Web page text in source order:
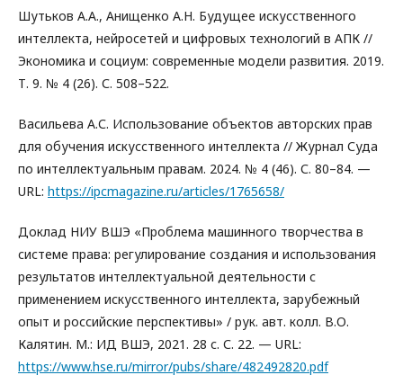
Шутьков А.А., Анищенко А.Н. Будущее искусственного
интеллекта, нейросетей и цифровых технологий в АПК //
Экономика и социум: современные модели развития. 2019.
Т. 9. № 4 (26). С. 508–522.
Васильева А.С. Использование объектов авторских прав
для обучения искусственного интеллекта // Журнал Суда
по интеллектуальным правам. 2024. № 4 (46). С. 80–84. —
URL: https://ipcmagazine.ru/articles/1765658/
Доклад НИУ ВШЭ «Проблема машинного творчества в
системе права: регулирование создания и использования
результатов интеллектуальной деятельности с
применением искусственного интеллекта, зарубежный
опыт и российские перспективы» / рук. авт. колл. В.О.
Калятин. М.: ИД ВШЭ, 2021. 28 с. С. 22. — URL:
https://www.hse.ru/mirror/pubs/share/482492820.pdf